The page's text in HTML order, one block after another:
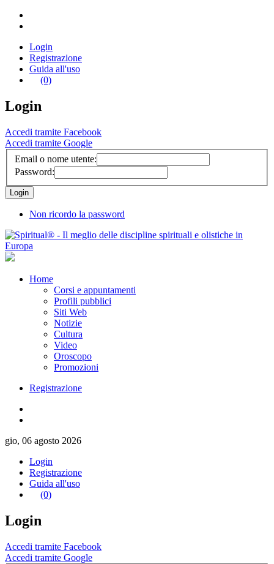
Login
Registrazione
Guida all'uso
(0)
Login
Accedi tramite Facebook
Accedi tramite Google
Email o nome utente:
Password:
Non ricordo la password
Home
Corsi e appuntamenti
Profili pubblici
Siti Web
Notizie
Cultura
Video
Oroscopo
Promozioni
Registrazione
gio, 06 agosto 2026
Login
Registrazione
Guida all'uso
(0)
Login
Accedi tramite Facebook
Accedi tramite Google